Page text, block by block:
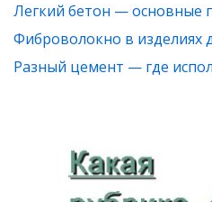
Легкий бетон — основные
Фиброволокно в изделиях
Разный цемент — где